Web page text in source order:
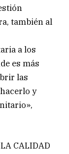
también al
a los
es más
las
y
CALIDAD